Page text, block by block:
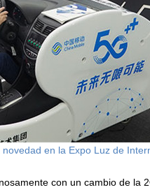
en la Expo Luz de
con un cambio de la